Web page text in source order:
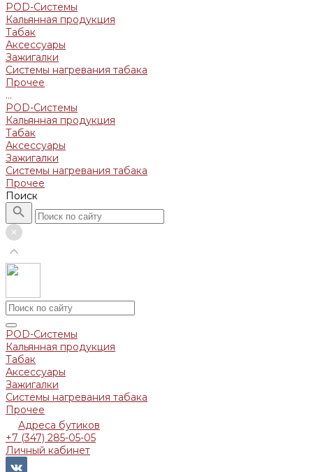
POD-Системы
Кальянная продукция
Табак
Аксессуары
Зажигалки
Системы нагревания табака
Прочее
...
POD-Системы
Кальянная продукция
Табак
Аксессуары
Зажигалки
Системы нагревания табака
Прочее
Поиск
POD-Системы
Кальянная продукция
Табак
Аксессуары
Зажигалки
Системы нагревания табака
Прочее
Адреса бутиков
+7 (347) 285-05-05
Личный кабинет